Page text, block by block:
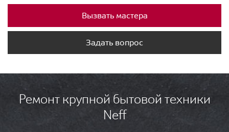
Вызвать мастера
Задать вопрос
Ремонт крупной бытовой техники
Neff